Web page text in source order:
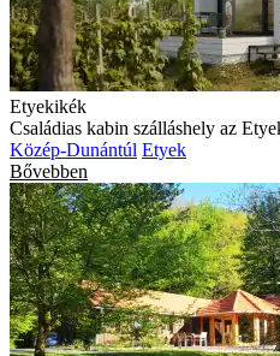
Etyekikék
Családias kabin szálláshely az
Közép-Dunántúl Etyek
Bővebben